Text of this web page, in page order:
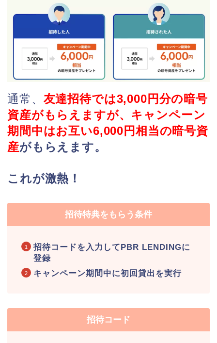
通常、 友達招待では3,000円分の暗号
資産がもらえますが、キャンペーン
期間中はお互い6,000円相当の暗号資
産がもらえます。
これが激熱！
招待特典をもらう条件
招待コードを入力してPBR LENDINGに
登録
キャンペーン期間中に初回貸出を実行
招待コード